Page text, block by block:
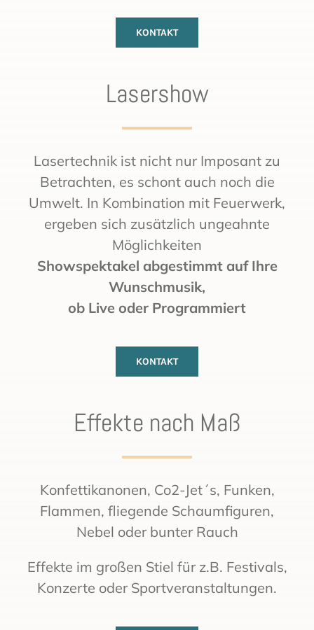
KONTAKT
Lasershow
Lasertechnik ist nicht nur Imposant zu
Betrachten, es schont auch noch die
Umwelt. In Kombination mit Feuerwerk,
ergeben sich zusätzlich ungeahnte
Möglichkeiten
Showspektakel abgestimmt auf Ihre
Wunschmusik,
ob Live oder Programmiert
KONTAKT
Effekte nach Maß
Konfettikanonen, Co2-Jet´s, Funken,
Flammen, fliegende Schaumfiguren,
Nebel oder bunter Rauch
Effekte im großen Stiel für z.B. Festivals,
Konzerte oder Sportveranstaltungen.